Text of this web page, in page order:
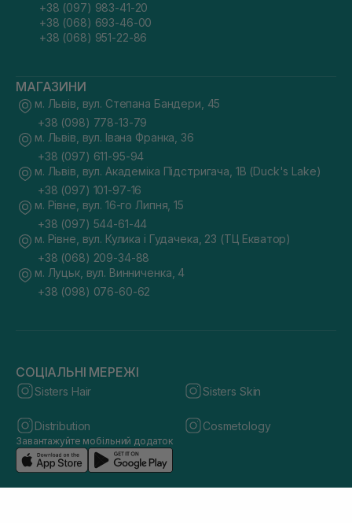
+38 (097) 983-41-20
+38 (068) 693-46-00
+38 (068) 951-22-86
МАГАЗИНИ
м. Львів, вул. Степана Бандери, 45
+38 (098) 778-13-79
м. Львів, вул. Івана Франка, 36
+38 (097) 611-95-94
м. Львів, вул. Академіка Підстригача, 1В (Duck's Lake)
+38 (097) 101-97-16
м. Рівне, вул. 16-го Липня, 15
+38 (097) 544-61-44
м. Рівне, вул. Кулика і Гудачека, 23 (ТЦ Екватор)
+38 (068) 209-34-88
м. Луцьк, вул. Винниченка, 4
+38 (098) 076-60-62
СОЦІАЛЬНІ МЕРЕЖІ
Sisters Hair Sisters Skin
Distribution Cosmetology
Завантажуйте мобільний додаток